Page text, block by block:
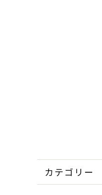
カテゴリー